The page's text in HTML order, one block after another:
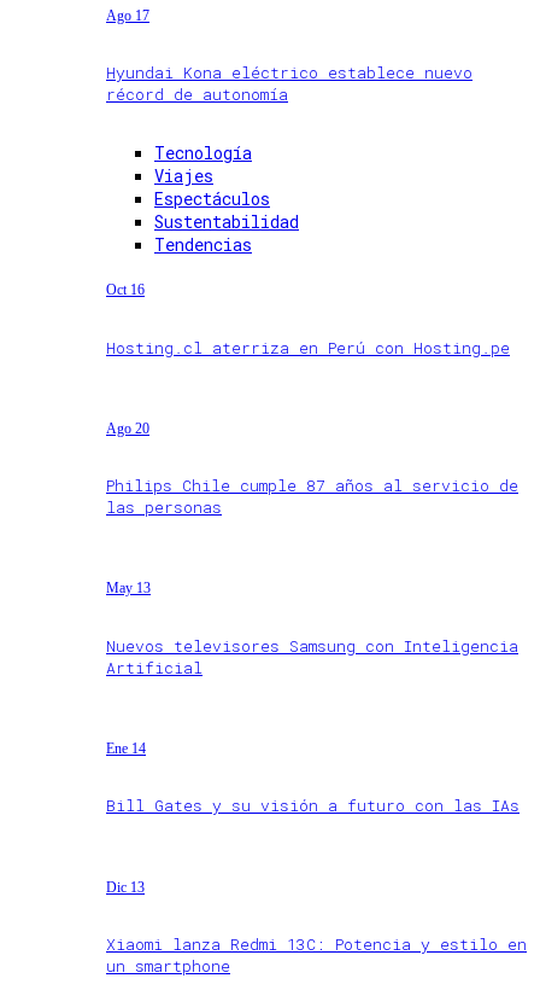
Ago 17
Hyundai Kona eléctrico establece nuevo
récord de autonomía
Tecnología
Viajes
Espectáculos
Sustentabilidad
Tendencias
Oct 16
Hosting.cl aterriza en Perú con Hosting.pe
Ago 20
Philips Chile cumple 87 años al servicio de
las personas
May 13
Nuevos televisores Samsung con Inteligencia
Artificial
Ene 14
Bill Gates y su visión a futuro con las IAs
Dic 13
Xiaomi lanza Redmi 13C: Potencia y estilo en
un smartphone